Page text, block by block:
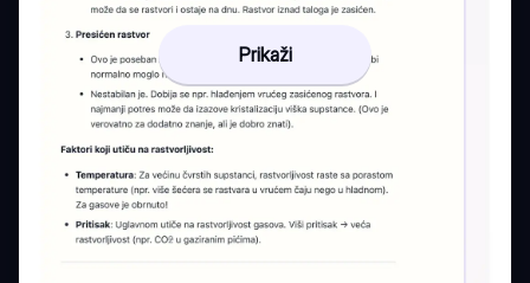
Prikaži